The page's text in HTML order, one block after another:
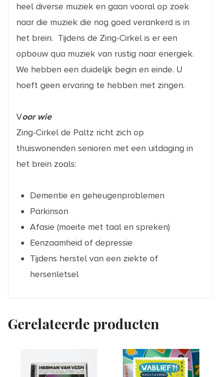
heel diverse muziek en gaan vooral op zoek
naar die muziek die nog goed verankerd is in
het brein. Tijdens de Zing-Cirkel is er een
opbouw qua muziek van rustig naar energiek.
We hebben een duidelijk begin en einde. U
hoeft geen ervaring te hebben met zingen.
Voor wie
Zing-Cirkel de Paltz richt zich op
thuiswonenden senioren met een uitdaging in
het brein zoals:
Dementie en geheugenproblemen
Parkinson
Afasie (moeite met taal en spreken)
Eenzaamheid of depressie
Tijdens herstel van een ziekte of
hersenletsel
Gerelateerde producten